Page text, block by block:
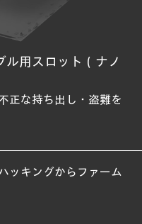
ル用スロット（ナノ
正な持ち出し・盗難を
みなど攻撃を防御
にかけ、プライバシー
IRカメラ
インできるセンサー
トウェアイメージを復
スやアプリケーション
ンタイム侵入を検知
とHDD/SSDのデータ
拠
ソフトから不正復元を
プ
び管理するためのマイ
エンスを実現するチッ
ッキングからファーム